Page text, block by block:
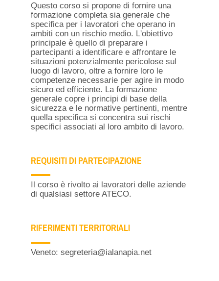
Questo corso si propone di fornire una
formazione completa sia generale che
specifica per i lavoratori che operano in
ambiti con un rischio medio. L'obiettivo
principale è quello di preparare i
partecipanti a identificare e affrontare le
situazioni potenzialmente pericolose sul
luogo di lavoro, oltre a fornire loro le
competenze necessarie per agire in modo
sicuro ed efficiente. La formazione
generale copre i principi di base della
sicurezza e le normative pertinenti, mentre
quella specifica si concentra sui rischi
specifici associati al loro ambito di lavoro.
REQUISITI DI PARTECIPAZIONE
Il corso è rivolto ai lavoratori delle aziende
di qualsiasi settore ATECO.
RIFERIMENTI TERRITORIALI
Veneto: segreteria@ialanapia.net